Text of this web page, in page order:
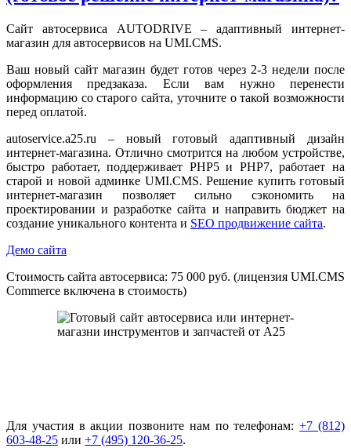
Сайт автосервиса AUTODRIVE – адаптивный интернет-
магазин для автосервисов на UMI.CMS.
Ваш новый сайт магазин будет готов через 2-3 недели после
оформления предзаказа. Если вам нужно перенести
информацию со старого сайта, уточните о такой возможности
перед оплатой.
autoservice.a25.ru – новый готовый адаптивный дизайн
интернет-магазина. Отлично смотрится на любом устройстве,
быстро работает, поддерживает PHP5 и PHP7, работает на
старой и новой админке UMI.CMS. Решение купить готовый
интернет-магазин позволяет сильно сэкономить на
проектировании и разработке сайта и направить бюджет на
создание уникального контента и SEO продвижение сайта.
Демо сайта
Стоимость сайта автосервиса: 75 000 руб. (лицензия UMI.CMS
Commerce включена в стоимость)
Для участия в акции позвоните нам по телефонам:+7 (812)
603-48-25 или +7 (495) 120-36-25.